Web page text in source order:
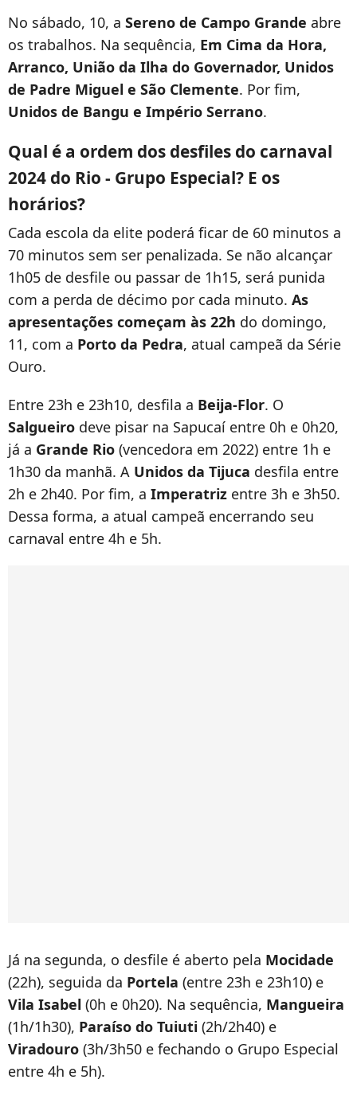
No sábado, 10, a Sereno de Campo Grande abre
os trabalhos. Na sequência, Em Cima da Hora,
Arranco, União da Ilha do Governador, Unidos
de Padre Miguel e São Clemente. Por fim,
Unidos de Bangu e Império Serrano.
Qual é a ordem dos desfiles do carnaval
2024 do Rio - Grupo Especial? E os
horários?
Cada escola da elite poderá ficar de 60 minutos a
70 minutos sem ser penalizada. Se não alcançar
1h05 de desfile ou passar de 1h15, será punida
com a perda de décimo por cada minuto. As
apresentações começam às 22h do domingo,
11, com a Porto da Pedra, atual campeã da Série
Ouro.
Entre 23h e 23h10, desfila a Beija-Flor. O
Salgueiro deve pisar na Sapucaí entre 0h e 0h20,
já a Grande Rio (vencedora em 2022) entre 1h e
1h30 da manhã. A Unidos da Tijuca desfila entre
2h e 2h40. Por fim, a Imperatriz entre 3h e 3h50.
Dessa forma, a atual campeã encerrando seu
carnaval entre 4h e 5h.
Já na segunda, o desfile é aberto pela Mocidade
(22h), seguida da Portela (entre 23h e 23h10) e
Vila Isabel (0h e 0h20). Na sequência, Mangueira
(1h/1h30), Paraíso do Tuiuti (2h/2h40) e
Viradouro (3h/3h50 e fechando o Grupo Especial
entre 4h e 5h).